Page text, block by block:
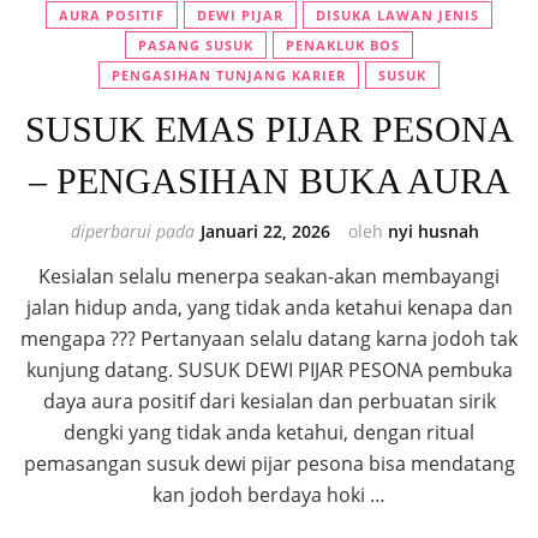
AURA POSITIF DEWI PIJAR
DISUKA LAWAN JENIS
PASANG SUSUK
PENAKLUK BOS
PENGASIHAN TUNJANG KARIER
SUSUK
SUSUK EMAS PIJAR PESONA
– PENGASIHAN BUKA AURA
oleh nyi husnah
diperbarui pada Januari 22, 2026
Kesialan selalu menerpa seakan-akan membayangi
jalan hidup anda, yang tidak anda ketahui kenapa dan
mengapa ??? Pertanyaan selalu datang karna jodoh tak
kunjung datang. SUSUK DEWI PIJAR PESONA pembuka
daya aura positif dari kesialan dan perbuatan sirik
dengki yang tidak anda ketahui, dengan ritual
pemasangan susuk dewi pijar pesona bisa mendatang
kan jodoh berdaya hoki …